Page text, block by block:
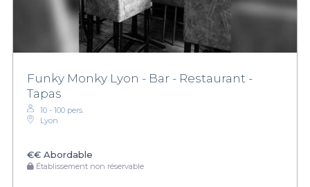
Funky Monky Lyon - Bar - Restaurant -
Tapas
10 - 100 pers.
Lyon
€€ Abordable
Établissement non réservable